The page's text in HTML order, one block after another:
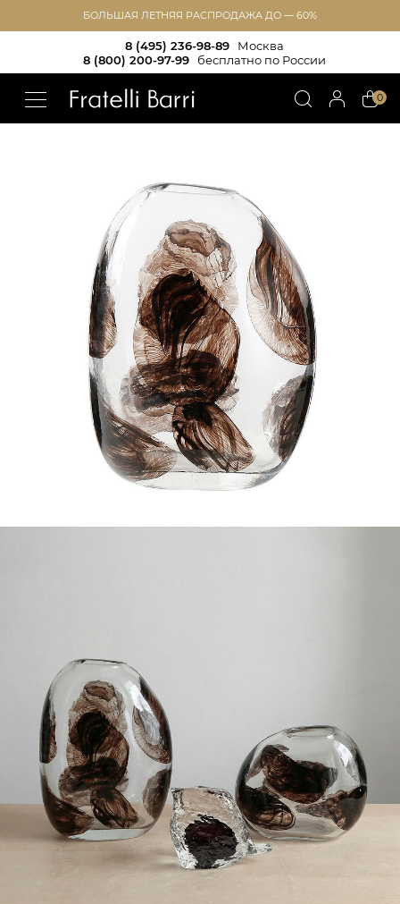
БОЛЬШАЯ ЛЕТНЯЯ РАСПРОДАЖА ДО — 60%
8 (495) 236-98-89
Москва
8 (800) 200-97-99
бесплатно по России
0